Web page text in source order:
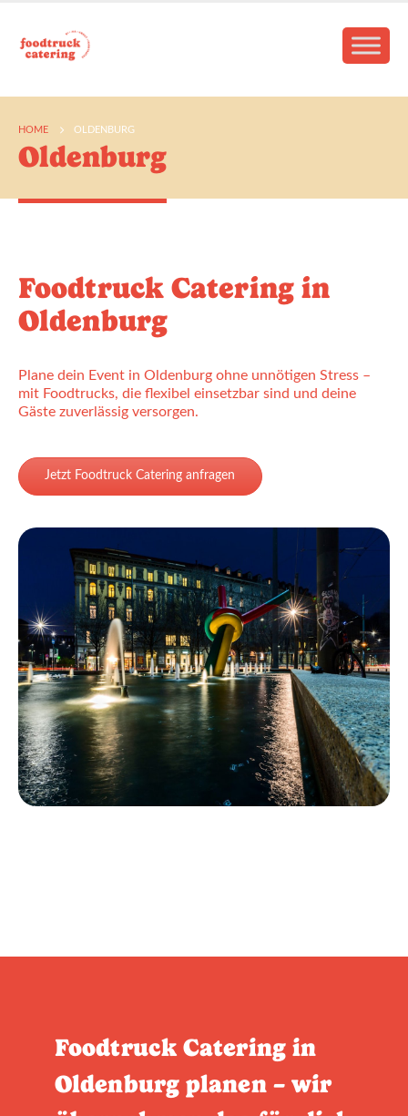
HOME OLDENBURG
Oldenburg
Foodtruck Catering in
Oldenburg
Plane dein Event in Oldenburg ohne unnötigen Stress –
mit Foodtrucks, die flexibel einsetzbar sind und deine
Gäste zuverlässig versorgen.
Jetzt Foodtruck Catering anfragen
Foodtruck Catering in
Oldenburg planen – wir